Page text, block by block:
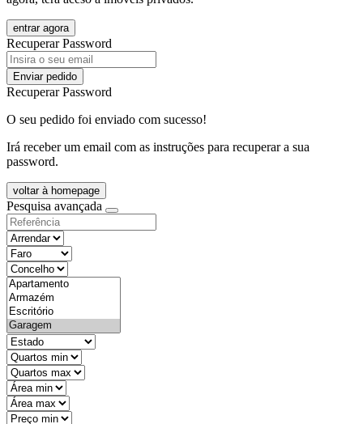
entrar agora
Recuperar Password
Enviar pedido
Recuperar Password
O seu pedido foi enviado com sucesso!
Irá receber um email com as instruções para recuperar a sua
password.
voltar à homepage
Pesquisa avançada
objective
districtId
countyId
types
state
mintypo
maxtypo
minarea
maxarea
minprice